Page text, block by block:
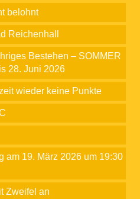
belohnt
Reichenhall
Bestehen – SOMMER
28. Juni 2026
wieder keine Punkte
am 19. März 2026 um 19:30
Zweifel an